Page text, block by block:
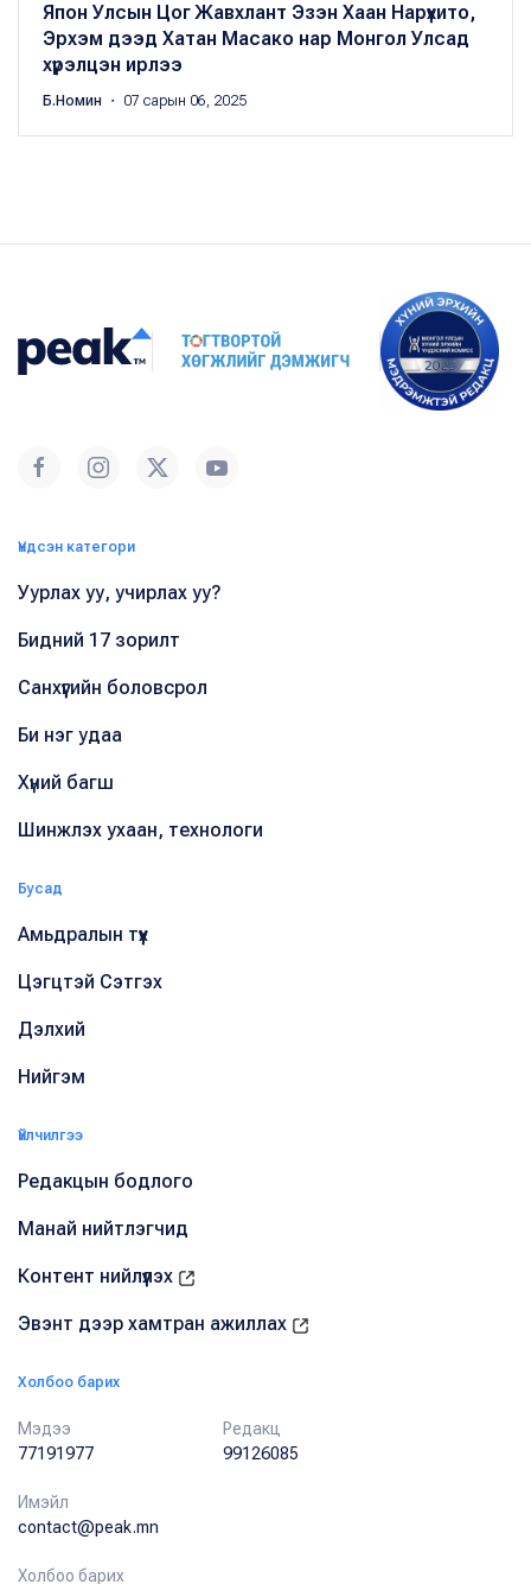
Япон Улсын Цог Жавхлант Эзэн Хаан Нарүхито,
Эрхэм дээд Хатан Масако нар Монгол Улсад
хүрэлцэн ирлээ
Б.Номин ・ 07 сарын 06, 2025
Үндсэн категори
Уурлах уу, учирлах уу?
Бидний 17 зорилт
Санхүүгийн боловсрол
Би нэг удаа
Хүний багш
Шинжлэх ухаан, технологи
Бусад
Амьдралын түүх
Цэгцтэй Сэтгэх
Дэлхий
Нийгэм
Үйлчилгээ
Редакцын бодлого
Манай нийтлэгчид
Контент нийлүүлэх
Эвэнт дээр хамтран ажиллах
Холбоо барих
Мэдээ
77191977
Редакц
99126085
Имэйл
contact@peak.mn
Холбоо барих